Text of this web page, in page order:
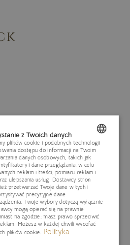
Zamknij
POLISH
ENGLISH
GERMAN
CZECH
z Twoich danych
plików cookie i podobnych technologii
dostępu do informacji na Twoim
danych osobowych, takich jak
i dane przeglądania, w celu
reklam i treści, pomiaru reklam i
ulepszania usług. Dostawcy stron
przetwarzać Twoje dane w tych i
precyzyjne dane
Twoje wybory dotyczą wyłącznie
mogą opierać się na prawnie
na zgodzie; masz prawo sprzeciwić
. Możesz w każdej chwili wycofać
plików cookie Polityka